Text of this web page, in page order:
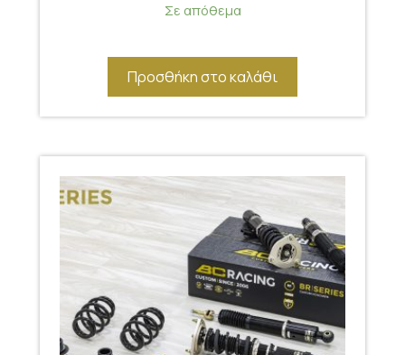
Σε απόθεμα
Προσθήκη στο καλάθι